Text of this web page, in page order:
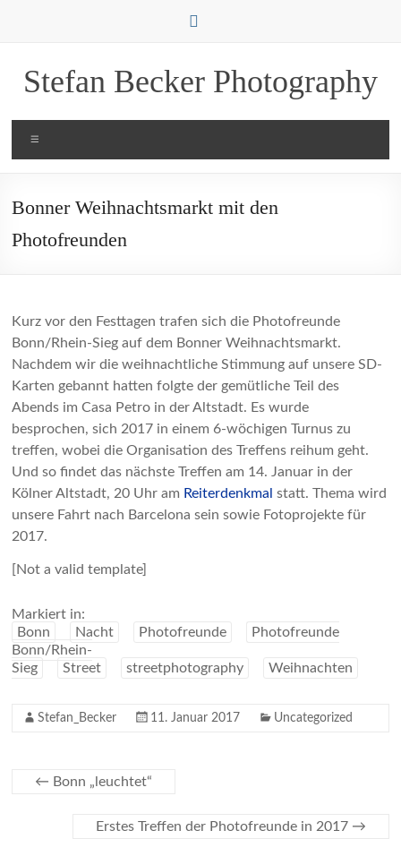
Stefan Becker Photography
Bonner Weihnachtsmarkt mit den
Photofreunden
Kurz vor den Festtagen trafen sich die Photofreunde
Bonn/Rhein-Sieg auf dem Bonner Weihnachtsmarkt.
Nachdem wir die weihnachtliche Stimmung auf unsere SD-
Karten gebannt hatten folgte der gemütliche Teil des
Abends im Casa Petro in der Altstadt. Es wurde
besprochen, sich 2017 in einem 6-wöchigen Turnus zu
treffen, wobei die Organisation des Treffens reihum geht.
Und so findet das nächste Treffen am 14. Januar in der
Kölner Altstadt, 20 Uhr am Reiterdenkmal statt. Thema wird
unsere Fahrt nach Barcelona sein sowie Fotoprojekte für
2017.
[Not a valid template]
Markiert in:
Bonn
Nacht Photofreunde
Photofreunde
Bonn/Rhein-
Sieg
Street streetphotography Weihnachten
Stefan_Becker 11. Januar 2017 Uncategorized
← Bonn „leuchtet“
Erstes Treffen der Photofreunde in 2017 →